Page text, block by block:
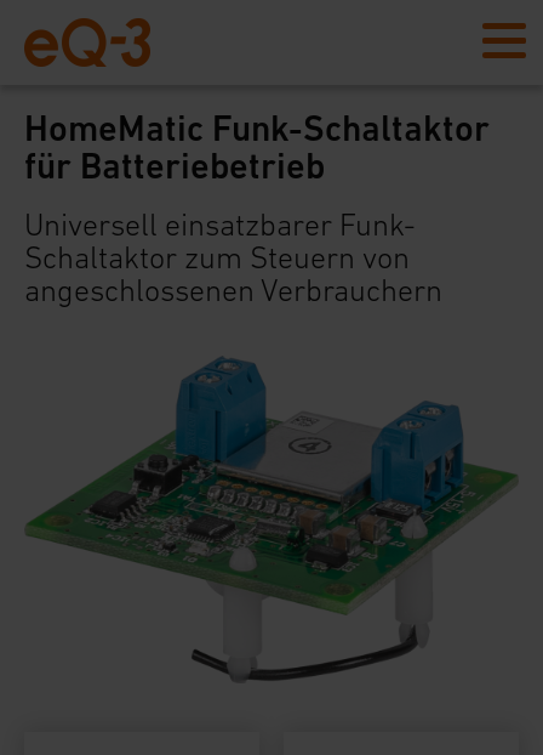
HomeMatic Funk-Schaltaktor
für Batteriebetrieb
Universell einsatzbarer Funk-
Schaltaktor zum Steuern von
angeschlossenen Verbrauchern